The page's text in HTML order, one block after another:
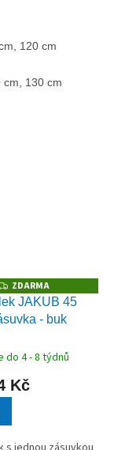
120 cm
cm, 130 cm
Z
D
A
R
ZDARMA
JAKUB 45
- buk
do 4 - 8 týdnů
Kč